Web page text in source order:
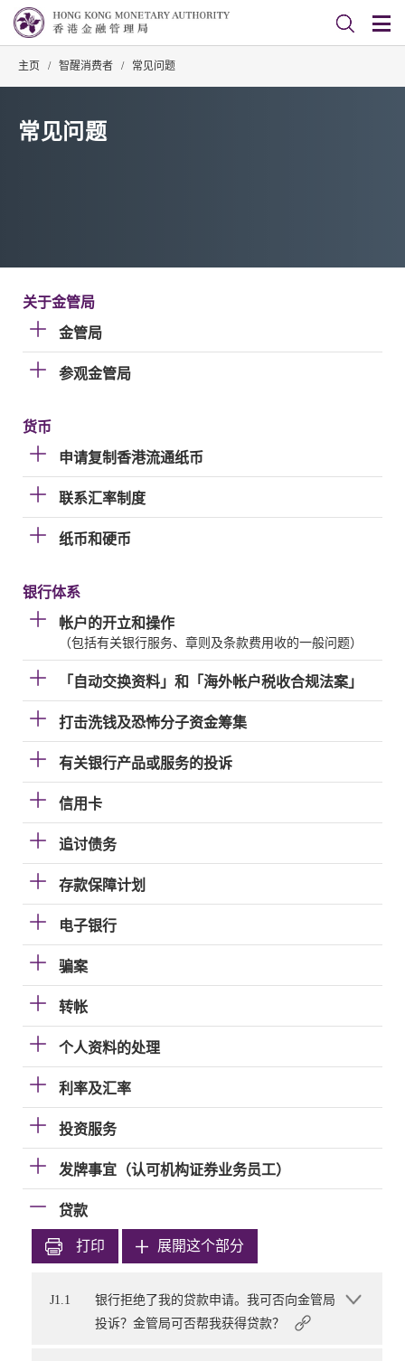
主页 / 智醒消费者 / 常见问题
常见问题
关于金管局
金管局
参观金管局
货币
申请复制香港流通纸币
联系汇率制度
纸币和硬币
银行体系
帐户的开立和操作
（包括有关银行服务、章则及条款费用收的一般问题）
「自动交换资料」和「海外帐户税收合规法案」
打击洗钱及恐怖分子资金筹集
有关银行产品或服务的投诉
信用卡
追讨债务
存款保障计划
电子银行
骗案
转帐
个人资料的处理
利率及汇率
投资服务
发牌事宜（认可机构证券业务员工）
贷款
打印 展開这个部分
J1.1
银行拒绝了我的贷款申请。我可否向金管局
投诉？金管局可否帮我获得贷款？